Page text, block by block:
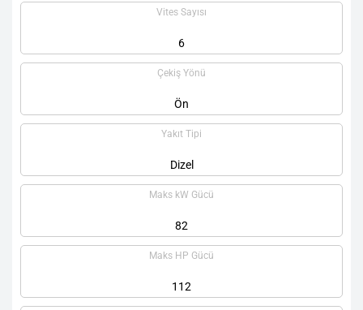
Vites Sayısı
6
Çekiş Yönü
Ön
Yakıt Tipi
Dizel
Maks kW Gücü
82
Maks HP Gücü
112